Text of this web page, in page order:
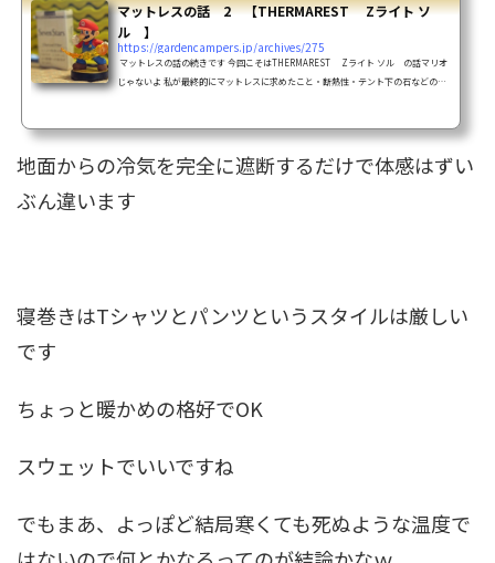
マットレスの話 2 【THERMAREST Zライト ソ
ル 】
https://gardencampers.jp/archives/275
マットレスの話の続きです 今回こそはTHERMAREST Zライト ソル の話マリオ
じゃないよ 私が最終的にマットレスに求めたこと・断熱性・テント下の石などのゴ
ンベルショップで買ったときはスタッフサックは付いてなかったので、リンク先の
方がお得かも スタッフサックが無かったので、100均で買ったゴムバンドでまとめて
ます仕舞い寸は、タバコと比較し...
地面からの冷気を完全に遮断するだけで体感はずい
ぶん違います
寝巻きはTシャツとパンツというスタイルは厳しい
です
ちょっと暖かめの格好でOK
スウェットでいいですね
でもまあ、よっぽど結局寒くても死ぬような温度で